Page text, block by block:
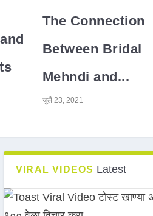
The Connection
Between Bridal
Mehndi and...
जुलै 23, 2021
VIRAL VIDEOS Latest